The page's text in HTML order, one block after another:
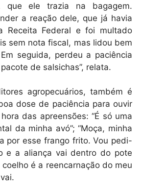
que ele trazia na bagagem.
a reação dele, que já havia
Receita Federal e foi multado
sem nota fiscal, mas lidou bem
seguida, perdeu a paciência
de salsichas”, relata.
agropecuários, também é
dose de paciência para ouvir
das apreensões: “É só uma
da minha avó”; “Moça, minha
por esse frango frito. Vou pedi-
e a aliança vai dentro do pote
coelho é a reencarnação do meu